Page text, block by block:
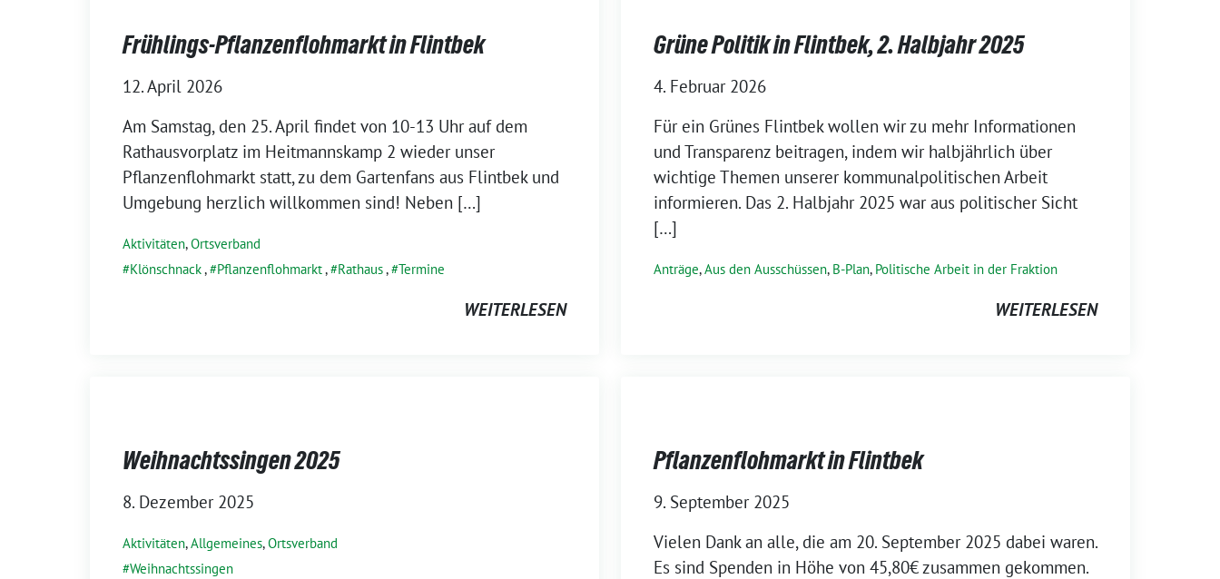
Frühlings-Pflanzenflohmarkt in Flintbek
12. April 2026
Am Samstag, den 25. April findet von 10-13 Uhr auf dem
Rathausvorplatz im Heitmannskamp 2 wieder unser
Pflanzenflohmarkt statt, zu dem Gartenfans aus Flintbek und
Umgebung herzlich willkommen sind! Neben […]
Aktivitäten,Ortsverband
Klönschnack, Pflanzenflohmarkt, Rathaus, Termine
WEITERLESEN
Grüne Politik in Flintbek, 2. Halbjahr 2025
4. Februar 2026
Für ein Grünes Flintbek wollen wir zu mehr Informationen
und Transparenz beitragen, indem wir halbjährlich über
wichtige Themen unserer kommunalpolitischen Arbeit
informieren. Das 2. Halbjahr 2025 war aus politischer Sicht
[…]
Anträge,Aus den Ausschüssen, B-Plan, Politische Arbeit in der Fraktion
WEITERLESEN
Weihnachtssingen 2025
8. Dezember 2025
Aktivitäten,Allgemeines,Ortsverband
Weihnachtssingen
Pflanzenflohmarkt in Flintbek
9. September 2025
Vielen Dank an alle, die am 20. September 2025 dabei waren.
Es sind Spenden in Höhe von 45,80€ zusammen gekommen.